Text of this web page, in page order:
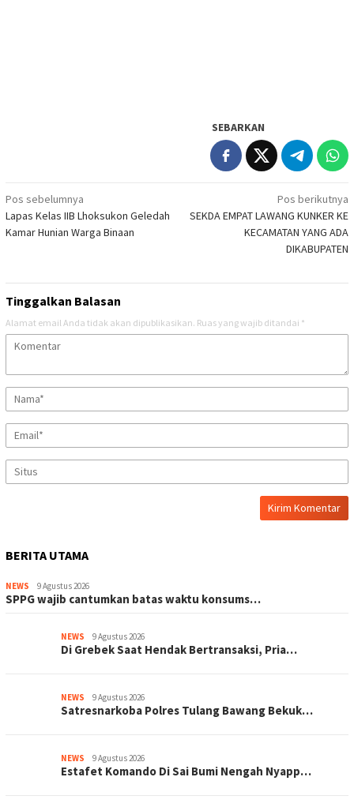
SEBARKAN
Navigasi
pos
Pos sebelumnya
Lapas Kelas IIB Lhoksukon Geledah
Kamar Hunian Warga Binaan
Pos berikutnya
SEKDA EMPAT LAWANG KUNKER KE
KECAMATAN YANG ADA
DIKABUPATEN
Tinggalkan Balasan
Alamat email Anda tidak akan dipublikasikan. Ruas yang wajib ditandai *
BERITA UTAMA
NEWS 9 Agustus 2026
SPPG wajib cantumkan batas waktu konsums…
NEWS 9 Agustus 2026
Di Grebek Saat Hendak Bertransaksi, Pria…
NEWS 9 Agustus 2026
Satresnarkoba Polres Tulang Bawang Bekuk…
NEWS 9 Agustus 2026
Estafet Komando Di Sai Bumi Nengah Nyapp…